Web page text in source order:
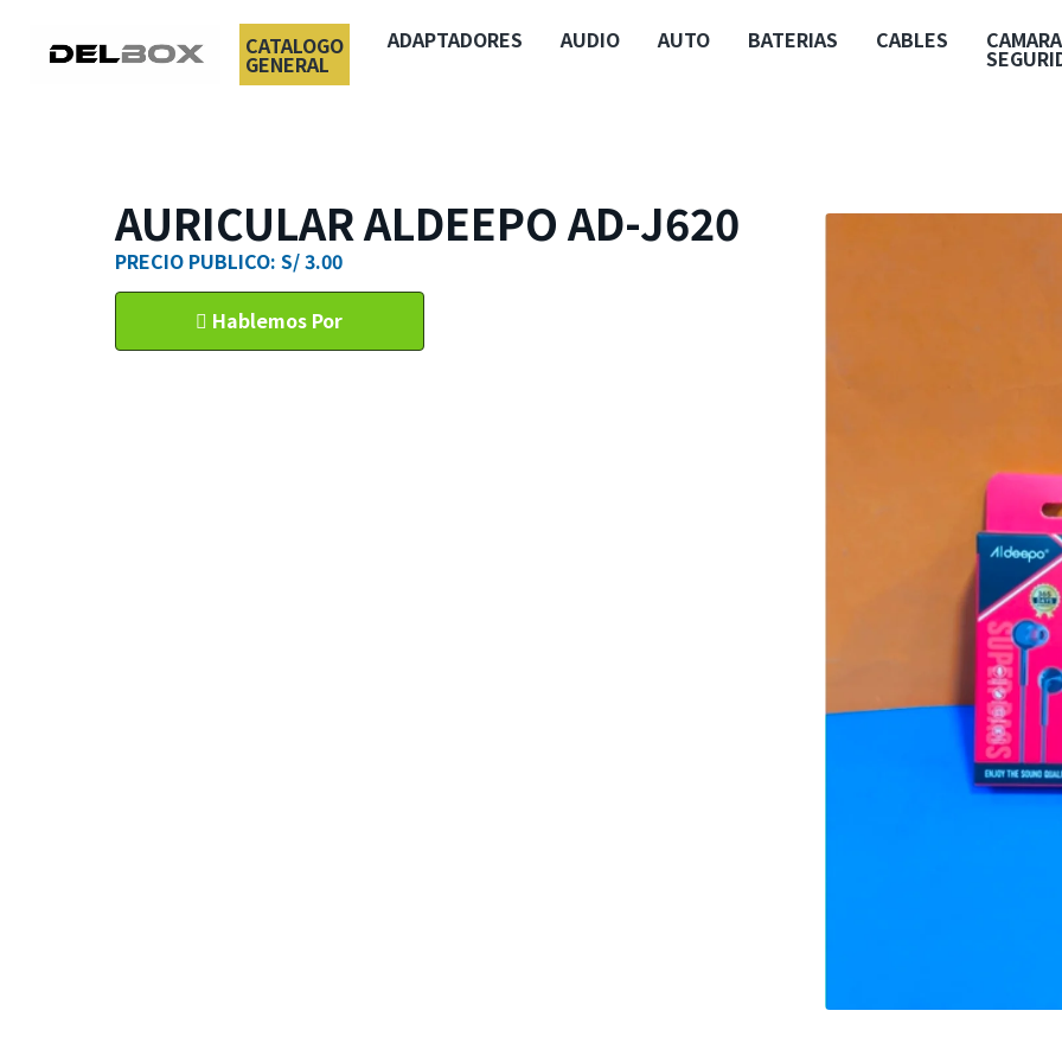
CATALOGO
GENERAL
ADAPTADORES AUDIO AUTO BATERIAS CABLES
AURICULAR ALDEEPO AD-J620
PRECIO PUBLICO: S/ 3.00
Hablemos Por